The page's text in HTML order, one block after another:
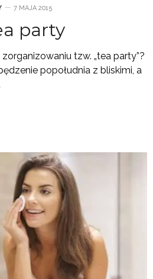
7 MAJA 2015
party
tzw. „tea party”?
popołudnia z bliskimi, a